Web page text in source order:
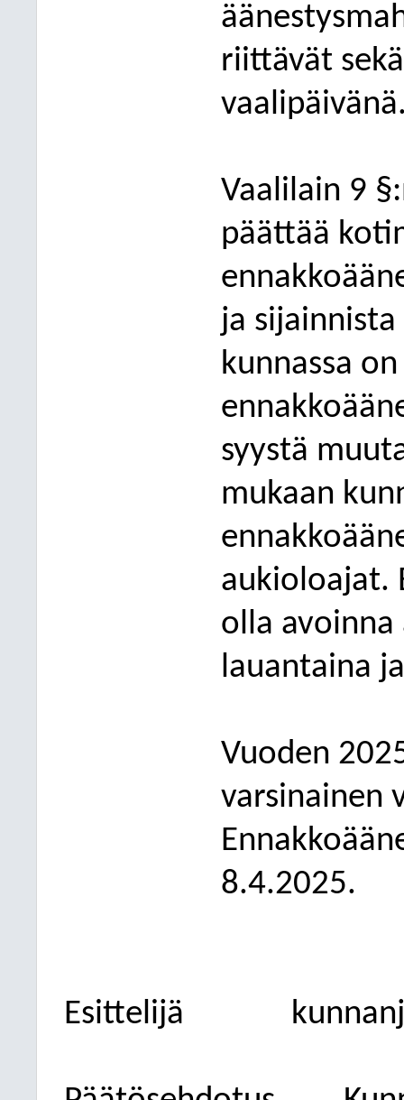
riittävät sekä
Vaalilain 9
päättää
ja sijainnista
kunnassa
syystä
mukaan
aukioloajat.
olla avoinna
lauantaina
Vuoden
varsinainen
8.4.2025.
Esittelijä